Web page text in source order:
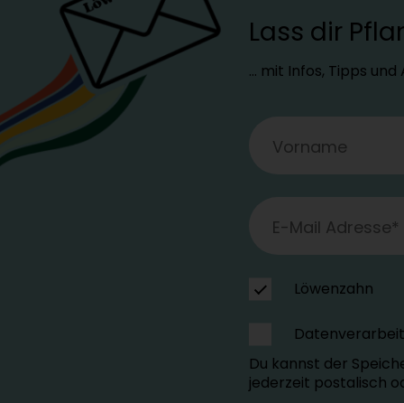
Lass dir
… mit Infos, Tipps
Löwenzahn
Du kannst der
jederzeit postalisch